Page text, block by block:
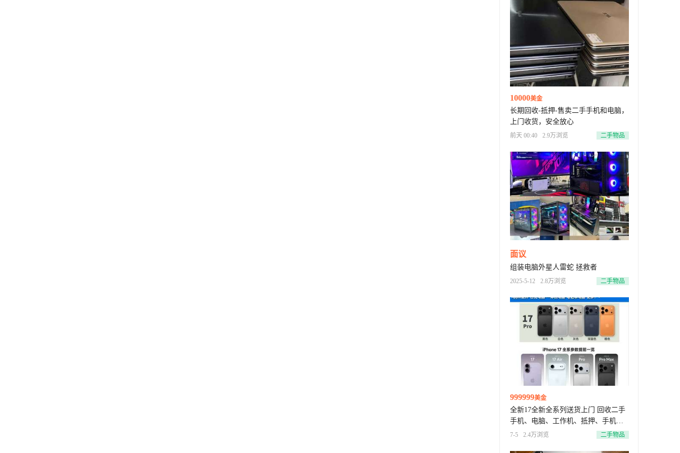
10000美金
长期回收-抵押-售卖二手手机和电脑，
上门收货，安全放心
前天 00:40 2.9万浏览 二手物品
面议
组装电脑外星人雷蛇 拯救者
2025-5-12 2.8万浏览 二手物品
999999美金
全新17全新全系列送货上门 回收二手
手机、电脑、工作机、抵押、手机维
修，上门回收抵押，上门服务
7-5 2.4万浏览 二手物品